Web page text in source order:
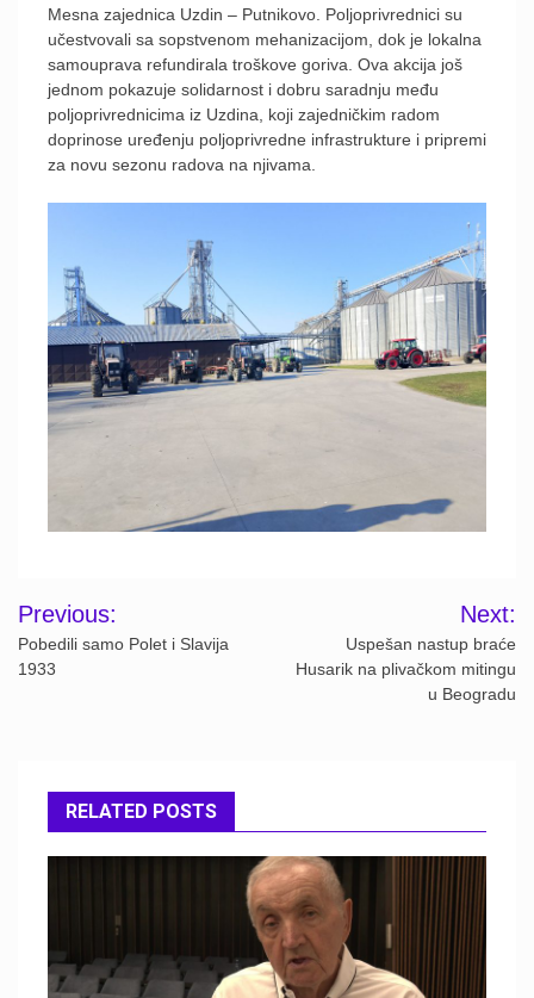
Mesna zajednica Uzdin – Putnikovo. Poljoprivrednici su
učestvovali sa sopstvenom mehanizacijom, dok je lokalna
samouprava refundirala troškove goriva. Ova akcija još
jednom pokazuje solidarnost i dobru saradnju među
poljoprivrednicima iz Uzdina, koji zajedničkim radom
doprinose uređenju poljoprivredne infrastrukture i pripremi
za novu sezonu radova na njivama.
Post
navigation
Previous:
Pobedili samo Polet i Slavija
1933
Next:
Uspešan nastup braće
Husarik na plivačkom mitingu
u Beogradu
RELATED POSTS